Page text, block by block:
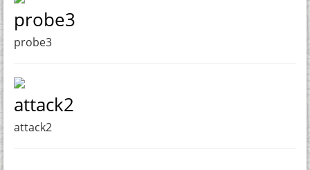
probe3
probe3
attack2
attack2